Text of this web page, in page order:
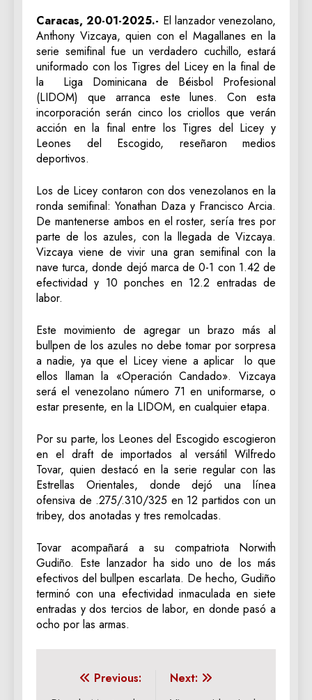
Caracas, 20-01-2025.- El lanzador venezolano,
Anthony Vizcaya, quien con el Magallanes en la
serie semifinal fue un verdadero cuchillo, estará
uniformado con los Tigres del Licey en la final de
la Liga Dominicana de Béisbol Profesional
(LIDOM) que arranca este lunes. Con esta
incorporación serán cinco los criollos que verán
acción en la final entre los Tigres del Licey y
Leones del Escogido, reseñaron medios
deportivos.
Los de Licey contaron con dos venezolanos en la
ronda semifinal: Yonathan Daza y Francisco Arcia.
De mantenerse ambos en el roster, sería tres por
parte de los azules, con la llegada de Vizcaya.
Vizcaya viene de vivir una gran semifinal con la
nave turca, donde dejó marca de 0-1 con 1.42 de
efectividad y 10 ponches en 12.2 entradas de
labor.
Este movimiento de agregar un brazo más al
bullpen de los azules no debe tomar por sorpresa
a nadie, ya que el Licey viene a aplicar lo que
ellos llaman la «Operación Candado». Vizcaya
será el venezolano número 71 en uniformarse, o
estar presente, en la LIDOM, en cualquier etapa.
Por su parte, los Leones del Escogido escogieron
en el draft de importados al versátil Wilfredo
Tovar, quien destacó en la serie regular con las
Estrellas Orientales, donde dejó una línea
ofensiva de .275/.310/325 en 12 partidos con un
tribey, dos anotadas y tres remolcadas.
Tovar acompañará a su compatriota Norwith
Gudiño. Este lanzador ha sido uno de los más
efectivos del bullpen escarlata. De hecho, Gudiño
terminó con una efectividad inmaculada en siete
entradas y dos tercios de labor, en donde pasó a
ocho por las armas.
Navegación
Previous:
Next: